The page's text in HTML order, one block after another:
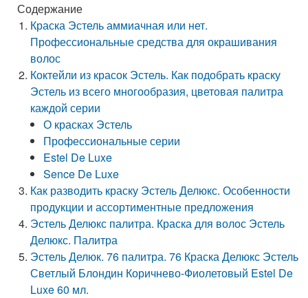
Содержание
Краска Эстель аммиачная или нет.
Профессиональные средства для окрашивания
волос
Коктейли из красок Эстель. Как подобрать краску
Эстель из всего многообразия, цветовая палитра
каждой серии
О красках Эстель
Профессиональные серии
Estel De Luxe
Sence De Luxe
Как разводить краску Эстель Делюкс. Особенности
продукции и ассортиментные предложения
Эстель Делюкс палитра. Краска для волос Эстель
Делюкс. Палитра
Эстель Делюк. 76 палитра. 76 Краска Делюкс Эстель
Светлый Блондин Коричнево-Фиолетовый Estel De
Luxe 60 мл.